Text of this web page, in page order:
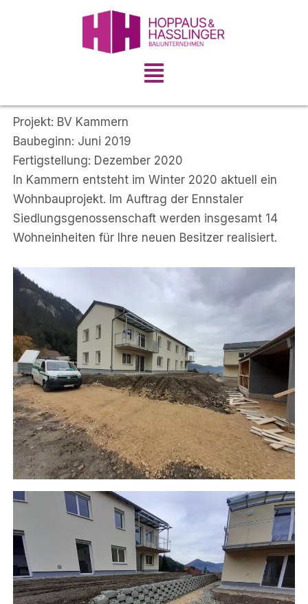
Menu
Projekt: BV Kammern
Baubeginn: Juni 2019
Fertigstellung: Dezember 2020
In Kammern entsteht im Winter 2020 aktuell ein
Wohnbauprojekt. Im Auftrag der Ennstaler
Siedlungsgenossenschaft werden insgesamt 14
Wohneinheiten für Ihre neuen Besitzer realisiert.